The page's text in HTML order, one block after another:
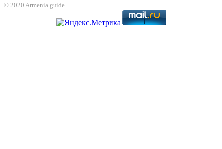
© 2020 Armenia guide.